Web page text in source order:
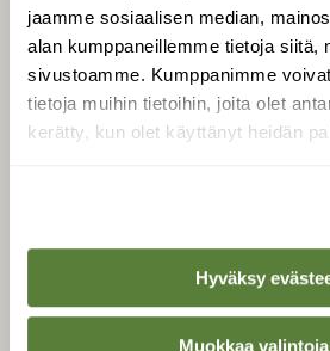
jaamme sosiaalisen median,
alan kumppaneillemme tietoja siitä,
sivustoamme. Kumppanimme
tietoja muihin tietoihin, joita olet
kerätty, kun olet käyttänyt heidän
Hyväksy
Muokkaa valintoja